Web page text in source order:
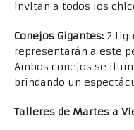
invitan a todos los
Conejos Gigantes: 2
representarán a este
Ambos conejos se
brindando un
Talleres de Martes a